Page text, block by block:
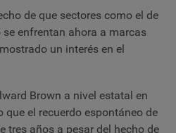
de que sectores como el de
se enfrentan ahora a marcas
un interés en el
Brown a nivel estatal en
el recuerdo espontáneo de
tres años a pesar del hecho de